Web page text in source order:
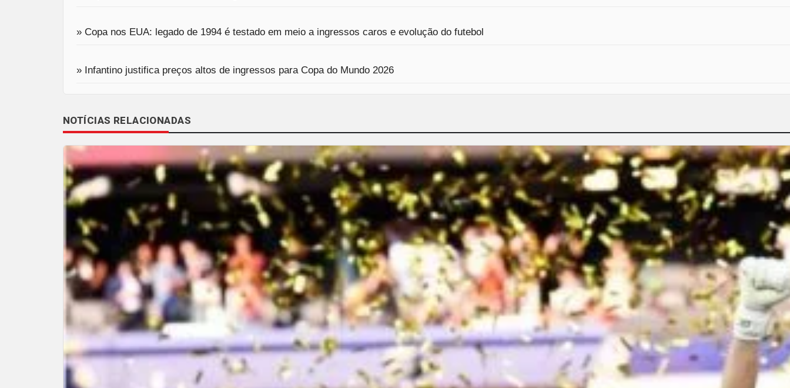
» Copa nos EUA: legado de 1994 é testado em meio a ingressos caros e evolução do futebol
» Infantino justifica preços altos de ingressos para Copa do Mundo 2026
NOTÍCIAS RELACIONADAS